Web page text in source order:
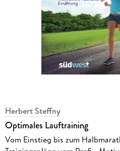
Herbert Steffny
Optimales Lauftraining
Vom Einstieg bis zum